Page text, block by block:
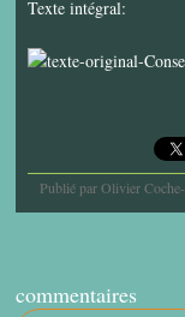
Texte intégral:
Publié par Olivier
commentaires